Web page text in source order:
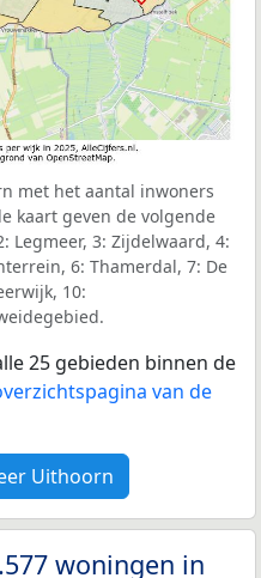
met het aantal inwoners
kaart geven de volgende
Legmeer, 3: Zijdelwaard, 4:
6: Thamerdal, 7: De
10:
25 gebieden binnen de
van de
Uithoorn
woningen in